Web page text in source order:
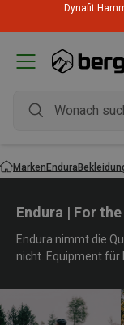
Dynafit
MarkenEndura
Endura | For
Endura nimmt die
nicht. Equipment für